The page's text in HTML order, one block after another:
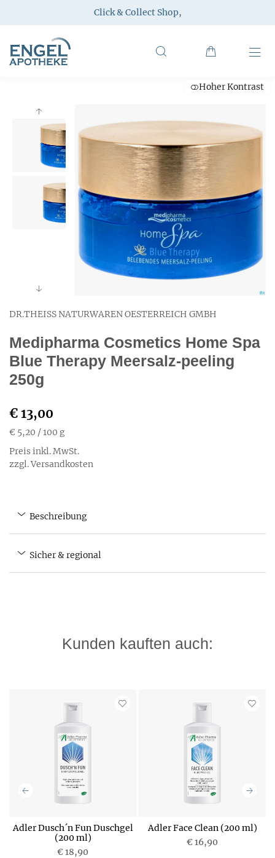
Click & Collect Shop,
Hoher Kontrast
DR.THEISS NATURWAREN OESTERREICH GMBH
Medipharma Cosmetics Home Spa
Blue Therapy Meersalz-peeling
250g
€ 13,00
€ 5,20 / 100 g
Preis inkl. MwSt.
zzgl. Versandkosten
Beschreibung
Sicher & regional
Kunden kauften auch:
Adler Dusch´n Fun Duschgel
(200 ml)
€ 18,90
Adler Face Clean (200 ml)
€ 16,90